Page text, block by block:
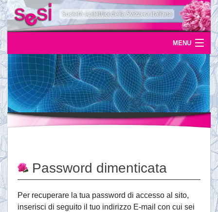
MENU
Home
Uscite
Eventi
News
Servizi
Documentazione
Password dimenticata
Per recuperare la tua password di accesso al sito,
inserisci di seguito il tuo indirizzo E-mail con cui sei